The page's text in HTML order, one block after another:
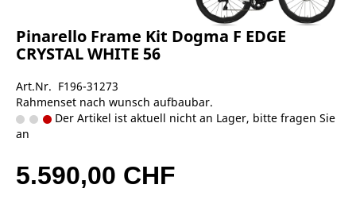
Pinarello Frame Kit Dogma F EDGE
CRYSTAL WHITE 56
Art.Nr. F196-31273
Rahmenset nach wunsch aufbaubar.
Der Artikel ist aktuell nicht an Lager, bitte fragen Sie
an
5.590,00 CHF